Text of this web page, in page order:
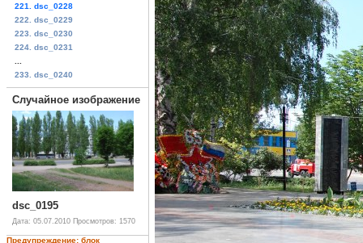
221. dsc_0228
222. dsc_0229
223. dsc_0230
224. dsc_0231
233. dsc_0240
Случайное изображение
dsc_0195
Дата: 05.07.2010 Просмотров: 1570
Предупреждение: блок